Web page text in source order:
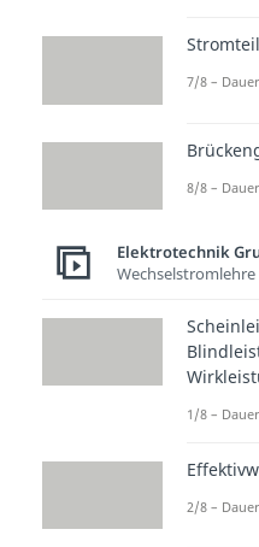
NPN
Wenn
NPN-
dann
zur
Beide
7/8 –
8/8 –
Elektrotechnik
Wechselstromlehre
1/8 –
2/8 –